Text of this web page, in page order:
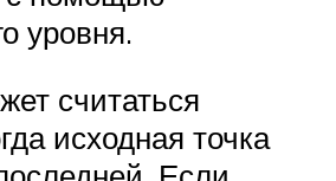
уровня.
считаться
исходная точка